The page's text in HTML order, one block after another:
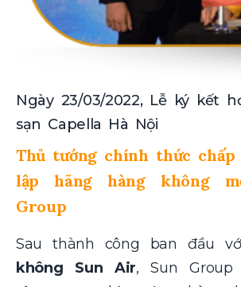
Ngày 23/03/2022, Lễ ký kết
sạn Capella Hà Nội
Thủ tướng chính thức
lập hãng hàng không
Group
Sau thành công ban đầu
không Sun Air, Sun